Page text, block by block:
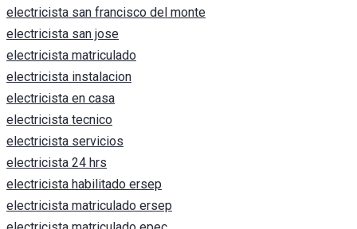
electricista san francisco del monte
electricista san jose
electricista matriculado
electricista instalacion
electricista en casa
electricista tecnico
electricista servicios
electricista 24 hrs
electricista habilitado ersep
electricista matriculado ersep